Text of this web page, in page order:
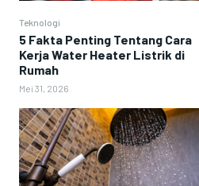
Teknologi
5 Fakta Penting Tentang Cara
Kerja Water Heater Listrik di
Rumah
Mei 31, 2026